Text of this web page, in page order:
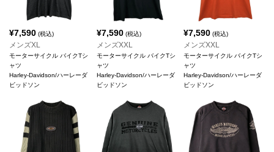
¥7,590 (税込)
メンズXL
モーターサイクル バイクTシ
ャツ
Harley-Davidson/ハーレーダ
ビッドソン
¥7,590(税込)
メンズXXL
モーターサイクル バイクTシ
ャツ
Harley-Davidson/ハーレーダ
ビッドソン
¥7,590 (税込)
メンズXXL
モーターサイクル バイクTシ
ャツ
Harley-Davidson/ハーレーダ
ビッドソン